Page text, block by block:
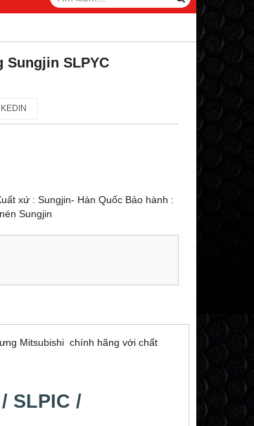
Sungjin SLPYC
xứ : Sungjin- Hàn Quốc Bảo hành :
Sungjin
Mitsubishi chính hãng với chất
SLPIC /